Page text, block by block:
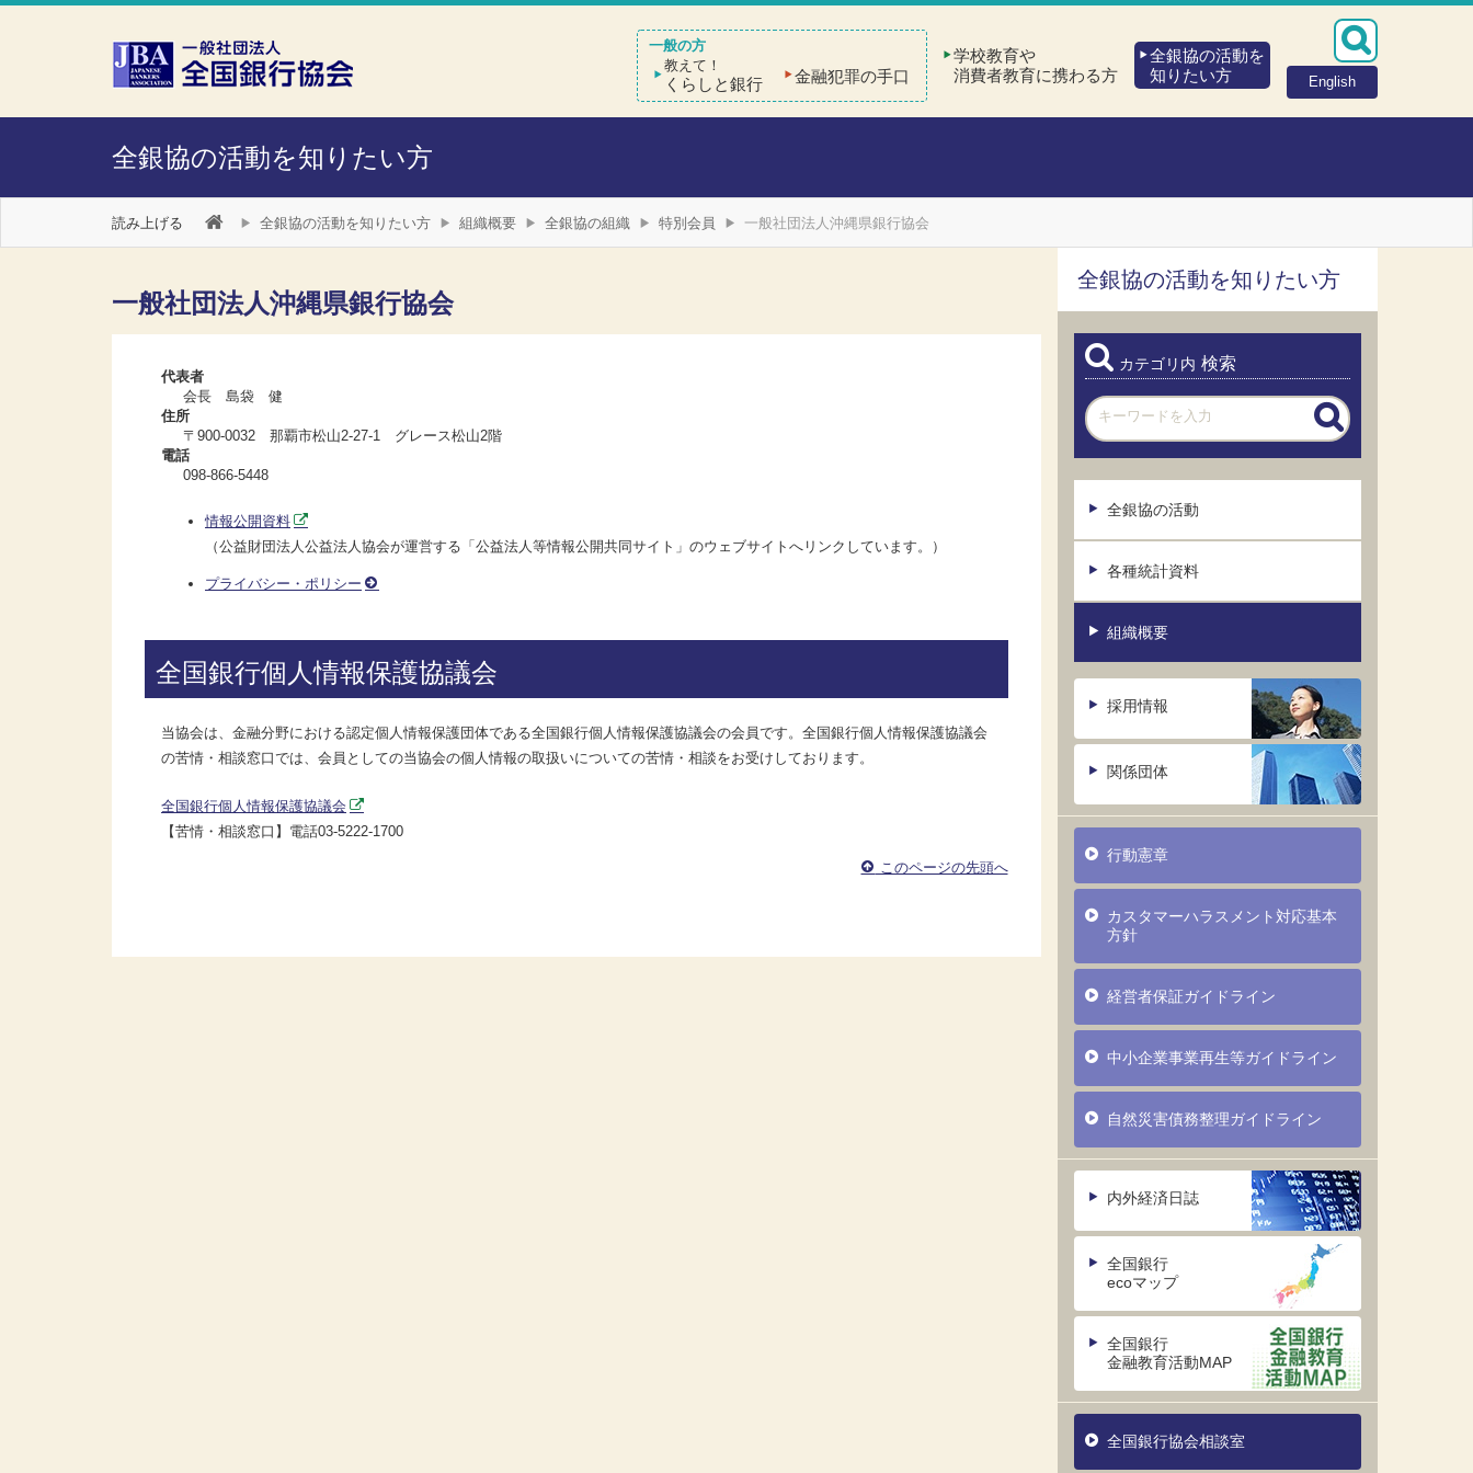
本文へスキップ
障がい者向け相談窓口
English
教えて！
くらしと銀行 金融犯罪の手口
学校教育や
消費者教育に携わる方
全銀協の活動を
知りたい方
全銀協の活動を知りたい方
読み上げる 全銀協の活動を知りたい方 組織概要 全銀協の組織 特別会員 一般社団法人沖縄県銀行協会
一般社団法人沖縄県銀行協会
代表者
会長 島袋 健
住所
〒900-0032 那覇市松山2-27-1 グレース松山2階
電話
098-866-5448
情報公開資料
（公益財団法人公益法人協会が運営する「公益法人等情報公開共同サイト」のウェブサイトへリンクしています。）
プライバシー・ポリシー
全国銀行個人情報保護協議会
当協会は、金融分野における認定個人情報保護団体である全国銀行個人情報保護協議会の会員です。全国銀行個人情報保護協議会
の苦情・相談窓口では、会員としての当協会の個人情報の取扱いについての苦情・相談をお受けしております。
全国銀行個人情報保護協議会
【苦情・相談窓口】電話03-5222-1700
このページの先頭へ
全銀協の活動を知りたい方
カテゴリ内 検索
全銀協の活動
各種統計資料
組織概要
採用情報
関係団体
行動憲章
カスタマーハラスメント対応基本
方針
経営者保証ガイドライン
中小企業事業再生等ガイドライン
自然災害債務整理ガイドライン
内外経済日誌
全国銀行
ecoマップ
全国銀行
金融教育活動MAP
全国銀行協会相談室